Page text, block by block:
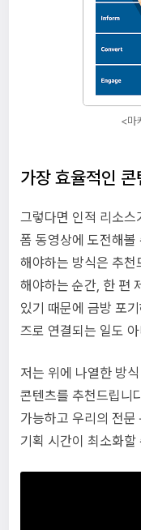
<마
가장 효율적인
그렇다면 인적 리소
폼 동영상에 도전해
해야하는 방식은 추
해야하는 순간, 한 편
있기 때문에 금방 포
즈로 연결되는 일도
저는 위에 나열한 방
콘텐츠를 추천드립니
가능하고 우리의 전문
기획 시간이 최소화